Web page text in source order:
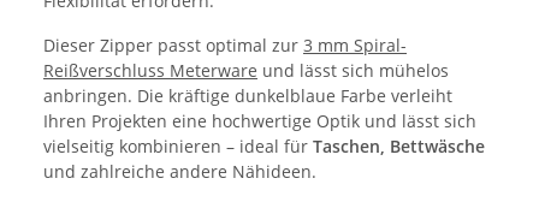
Dieser Zipper passt optimal zur 3 mm Spiral-
Reißverschluss Meterware und lässt sich mühelos
anbringen. Die kräftige dunkelblaue Farbe verleiht
Ihren Projekten eine hochwertige Optik und lässt sich
vielseitig kombinieren – ideal für Taschen, Bettwäsche
und zahlreiche andere Nähideen.